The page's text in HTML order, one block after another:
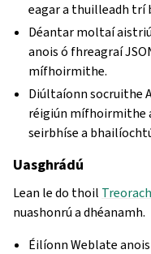
eagar a thuilleadh trí
Déantar moltaí
anois ó fhreagraí
mífhoirmithe.
Diúltaíonn socruithe
réigiún mífhoirmithe
seirbhíse a
Uasghrádú
Lean le do thoil
nuashonrú a dhéanamh.
Éilíonn Weblate